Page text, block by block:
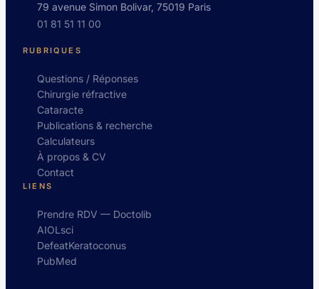
79 avenue Simon Bolivar, 75019 Paris
01 81 51 11 00
RUBRIQUES
Questions / Réponses
Chirurgie réfractive
Cataracte
Publications & recherche
Calculateurs
À propos & CV
Contact
LIENS
Prendre RDV — Doctolib
AIOLsci
DefeatKeratoconus
PubMed